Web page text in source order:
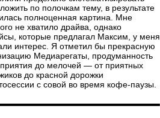
по полочкам тему, в результате
полноценная картина. Мне
не хватило драйва, однако
которые предлагал Максим, у меня
интерес. Я отметил бы прекрасную
Медиарегаты, продуманность
до мелочей — от приятных
до красной дорожки
с совой во время кофе-паузы.